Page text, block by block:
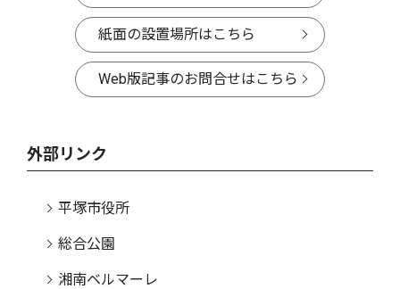
紙面の設置場所はこちら
Web版記事のお問合せはこちら
外部リンク
平塚市役所
総合公園
湘南ベルマーレ